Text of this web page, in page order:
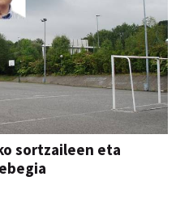
sortzaileen eta